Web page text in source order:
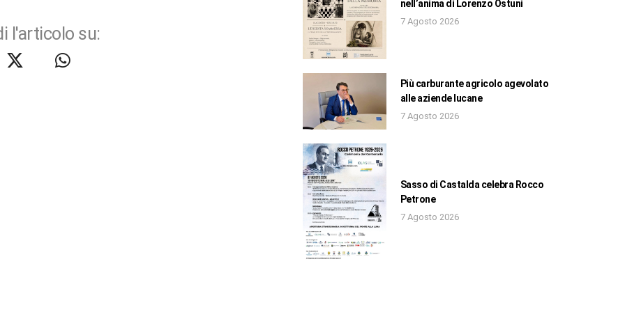
l'articolo su:
nell’anima di Lorenzo Ostuni
7 Agosto 2026
Più carburante agricolo agevolato
alle aziende lucane
7 Agosto 2026
Sasso di Castalda celebra Rocco
Petrone
7 Agosto 2026